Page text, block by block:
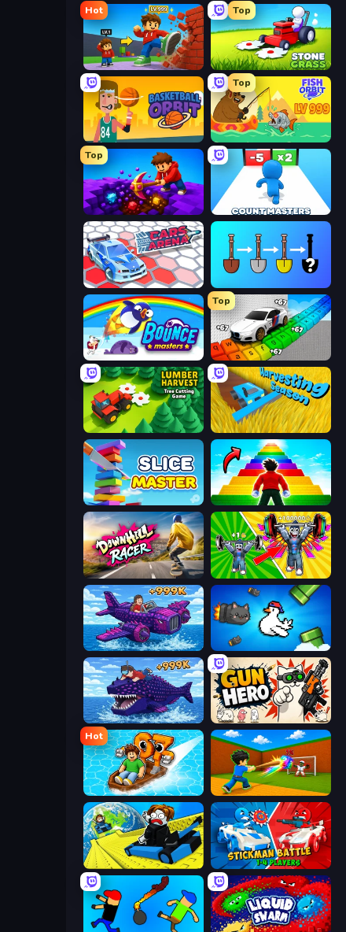
Hot
Obby: +1 Click Wall Breaker
Top
Stone Grass: Mowing Simulator
Basketball Orbit
Top
Fish Orbit
Top
Obby: Dig Down
Cars Arena
Bouncemasters
Top
Lumber Harvest: Tree Cutting Game Harvesting Season
Slice Master Obby Highest Jump Ever
Downhill Racer Obby: Gym Simulator, Escape
Obby Plane Power Challenge: Fly Honk
Obby Fish Challenge: Ride Gun Hero: Cat Survival
Hot
Float for Brainrots Baseball For Brainrot
Cart Ride Danger Mount Stickman battle 1-4 Players